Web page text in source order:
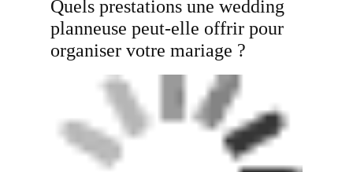
Quels prestations une wedding
planneuse peut-elle offrir pour
organiser votre mariage ?